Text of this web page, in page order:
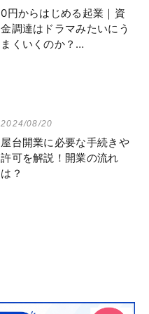
0円からはじめる起業｜資
金調達はドラマみたいにう
まくいくのか？…
2024/08/20
屋台開業に必要な手続きや
許可を解説！開業の流れ
は？